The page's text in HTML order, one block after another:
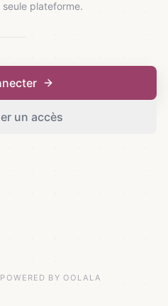
seule plateforme.
un accès
BY OOLALA